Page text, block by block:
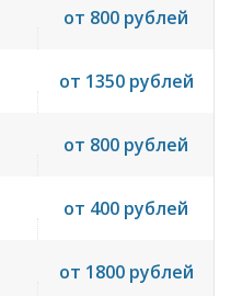
от 800 рублей
от 1350 рублей
от 800 рублей
от 400 рублей
от 1800 рублей